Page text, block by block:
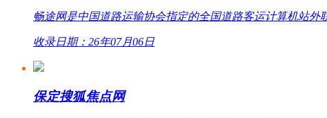
畅途网是中国道路运输协会指定的全国道路客运计算机站外
收录日期：26年07月06日
保定搜狐焦点网